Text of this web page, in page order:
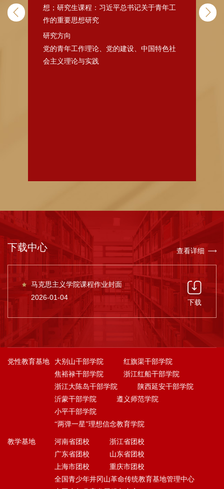
基础上建立起来的。
义研究中心，原中共中央党史研究室前副
主任石仲泉担任中心主任。同时，社会科
中国马克思主义学院。翌年，学校以马克
思主义学院为依托，分离部分师资组建习
近平新时代中国特色社会主义思想教研
部。2021年10月，根据工作需要，习近平
新时代中国特色社会主义思想教研部整体
归并至马克思主义学院。
马克思主义学院在波澜壮阔的发展
养。目前，已经初步建成较为完整的马克
思主义理论及相关学科体系，学科布局科
学合理。2003年获批马克思主义理论与思
想政治教育硕士学位授予权，2011年获批
哲学、马克思主义理论等两个一级学科硕
士学位授予权，现招收马克思主义哲学、
中国哲学、外国哲学、马克思主义基本原
想；研究生课程：习近平总书记关于青年工
作的重要思想研究
研究方向
党的青年工作理论、党的建设、中国特色社
会主义理论与实践
下载中心 查看详细
马克思主义学院课程作业封面
2026-01-04
下载
党性教育基地 大别山干部学院
红旗渠干部学院
焦裕禄干部学院
浙江红船干部学院
浙江大陈岛干部学院
陕西延安干部学院
沂蒙干部学院
遵义师范学院
小平干部学院
“两弹一星”理想信念教育学院
教学基地 河南省团校
浙江省团校
广东省团校
山东省团校
上海市团校
重庆市团校
全国青少年井冈山革命传统教育基地管理中心